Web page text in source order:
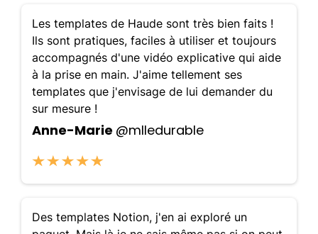
Les templates de Haude sont très bien faits !
Ils sont pratiques, faciles à utiliser et toujours
accompagnés d'une vidéo explicative qui aide
à la prise en main. J'aime tellement ses
templates que j'envisage de lui demander du
sur mesure !
Anne-Marie @mlledurable
Des templates Notion, j'en ai exploré un